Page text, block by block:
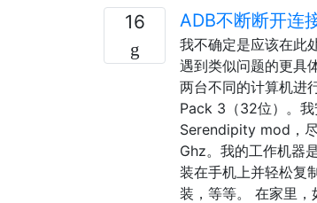
16 ADB不断断开连
我不确定是应该在此
遇到类似问题的更具
两台不同的计算机进
Pack 3（32位）。
Serendipity mod，
Ghz。我的工作机器
装在手机上并轻松复
装，等等。 在家里